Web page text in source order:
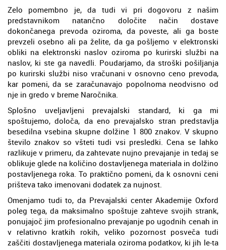
Zelo pomembno je, da tudi vi pri dogovoru z našim
predstavnikom natančno določite način dostave
dokončanega prevoda oziroma, da poveste, ali ga boste
prevzeli osebno ali pa želite, da ga pošljemo v elektronski
obliki na elektronski naslov oziroma po kurirski službi na
naslov, ki ste ga navedli. Poudarjamo, da stroški pošiljanja
po kurirski službi niso vračunani v osnovno ceno prevoda,
kar pomeni, da se zaračunavajo popolnoma neodvisno od
nje in gredo v breme Naročnika.
Splošno uveljavljeni prevajalski standard, ki ga mi
spoštujemo, določa, da eno prevajalsko stran predstavlja
besedilna vsebina skupne dolžine 1 800 znakov. V skupno
število znakov so všteti tudi vsi presledki. Cena se lahko
razlikuje v primeru, da zahtevate nujno prevajanje in tedaj se
oblikuje glede na količino dostavljenega materiala in dolžino
postavljenega roka. To praktično pomeni, da k osnovni ceni
prišteva tako imenovani dodatek za nujnost.
Omenjamo tudi to, da Prevajalski center Akademije Oxford
poleg tega, da maksimalno spoštuje zahteve svojih strank,
ponujajoč jim profesionalno prevajanje po ugodnih cenah in
v relativno kratkih rokih, veliko pozornost posveča tudi
zaščiti dostavljenega materiala oziroma podatkov, ki jih le-ta